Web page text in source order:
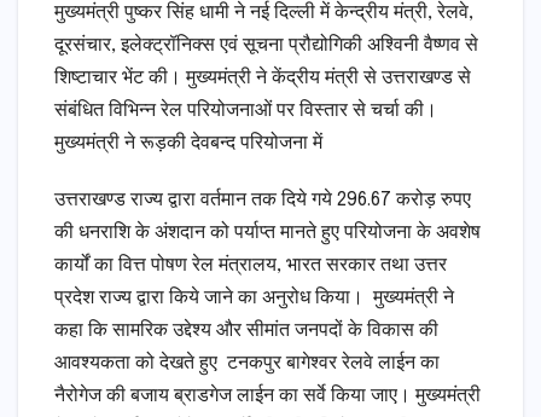
मुख्यमंत्री पुष्कर सिंह धामी ने नई दिल्ली में केन्द्रीय मंत्री, रेलवे,
दूरसंचार, इलेक्ट्रॉनिक्स एवं सूचना प्रौद्योगिकी अश्विनी वैष्णव से
शिष्टाचार भेंट की। मुख्यमंत्री ने केंद्रीय मंत्री से उत्तराखण्ड से
संबंधित विभिन्न रेल परियोजनाओं पर विस्तार से चर्चा की।
मुख्यमंत्री ने रूड़की देवबन्द परियोजना में
उत्तराखण्ड राज्य द्वारा वर्तमान तक दिये गये 296.67 करोड़ रुपए
की धनराशि के अंशदान को पर्याप्त मानते हुए परियोजना के अवशेष
कार्यों का वित्त पोषण रेल मंत्रालय, भारत सरकार तथा उत्तर
प्रदेश राज्य द्वारा किये जाने का अनुरोध किया। मुख्यमंत्री ने
कहा कि सामरिक उद्देश्य और सीमांत जनपदों के विकास की
आवश्यकता को देखते हुए टनकपुर बागेश्वर रेलवे लाईन का
नैरोगेज की बजाय ब्राडगेज लाईन का सर्वे किया जाए। मुख्यमंत्री